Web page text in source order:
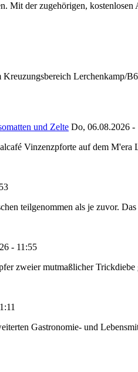
Mit der zugehörigen,
und Zelte Do, 06.08.2026 -
Vinzenzpforte auf dem M'era
teilgenommen als je zuvor.
- 11:55
zweier mutmaßlicher
Gastronomie- und